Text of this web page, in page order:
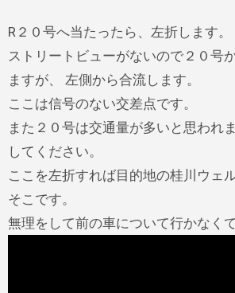
R２０号へ当たったら、左折します。
ストリートビューがないので２０号
ますが、 左側から合流します。
ここは信号のない交差点です。
また２０号は交通量が多いと思われ
してください。
ここを左折すれば目的地の桂川ウェ
そこです。
無理をして前の車について行かなく